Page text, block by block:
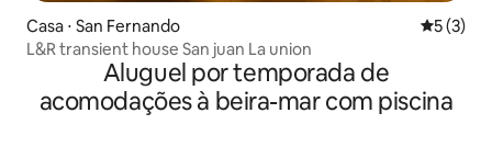
Casa ⋅ San Fernando 5 de
5 (3)
L&R transient house San juan La union
Aluguel por temporada de
acomodações à beira-mar com piscina